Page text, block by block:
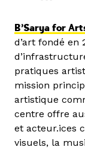
B’Sarya for
d’art fondé en
pratiques
mission
artistique
centre offre
et acteur.ices
visuels, la